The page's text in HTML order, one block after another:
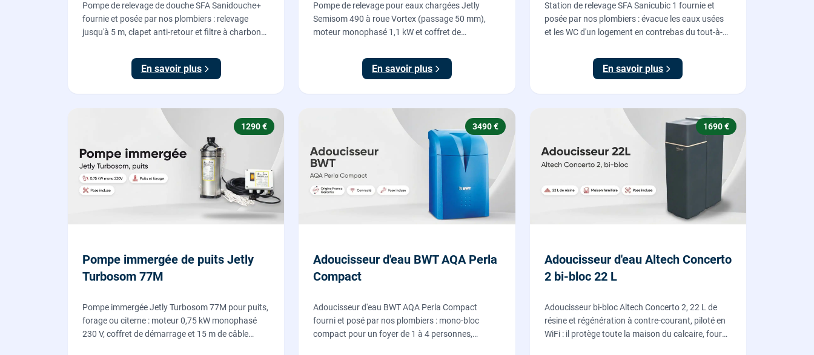
Pompe de relevage de douche SFA Sanidouche+
fournie et posée par nos plombiers : relevage
jusqu'à 5 m, clapet anti-retour et filtre à charbon
sous le niveau d'évacuation.
En savoir plus
Pompe de relevage pour eaux chargées Jetly
Semisom 490 à roue Vortex (passage 50 mm),
moteur monophasé 1,1 kW et coffret de
sous-sol vers l'égout, fournie et posée par nos
En savoir plus
Station de relevage SFA Sanicubic 1 fournie et
posée par nos plombiers : évacue les eaux usées
et les WC d'un logement en contrebas du tout-à-
garantie 2 ans.
En savoir plus
1290 €
Pompe immergée de puits Jetly
Turbosom 77M
Pompe immergée Jetly Turbosom 77M pour puits,
forage ou citerne : moteur 0,75 kW monophasé
230 V, coffret de démarrage et 15 m de câble
3490 €
Adoucisseur d'eau BWT AQA Perla
Compact
Adoucisseur d'eau BWT AQA Perla Compact
fourni et posé par nos plombiers : mono-bloc
compact pour un foyer de 1 à 4 personnes,
1690 €
Adoucisseur d'eau Altech Concerto
2 bi-bloc 22 L
Adoucisseur bi-bloc Altech Concerto 2, 22 L de
résine et régénération à contre-courant, piloté en
WiFi : il protège toute la maison du calcaire, fourni,